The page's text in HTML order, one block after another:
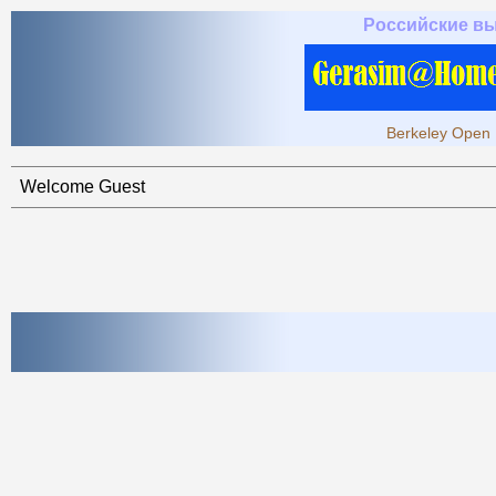
Российские
Berkeley
Welcome Guest